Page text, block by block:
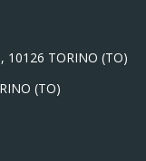
10126 TORINO (TO)
(TO)